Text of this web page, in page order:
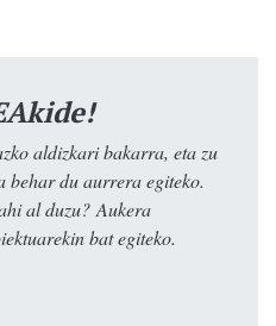
aldizkari bakarra, eta zu
behar du aurrera egiteko.
al duzu? Aukera
bat egiteko.